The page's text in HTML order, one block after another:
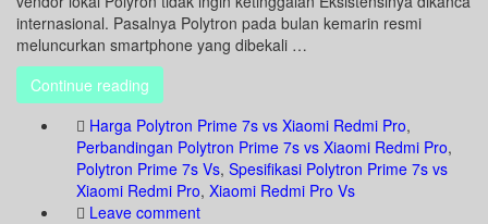
internasional. Pasalnya Polytron pada bulan kemarin resmi
meluncurkan smartphone yang dibekali …
Continue reading
Harga Polytron Prime 7s vs Xiaomi Redmi Pro,
Perbandingan Polytron Prime 7s vs Xiaomi Redmi Pro,
Polytron Prime 7s Vs, Spesifikasi Polytron Prime 7s vs
Xiaomi Redmi Pro, Xiaomi Redmi Pro Vs
Leave comment